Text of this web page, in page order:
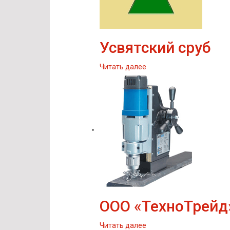
Усвятский сруб
Читать далее
ООО
Читать далее